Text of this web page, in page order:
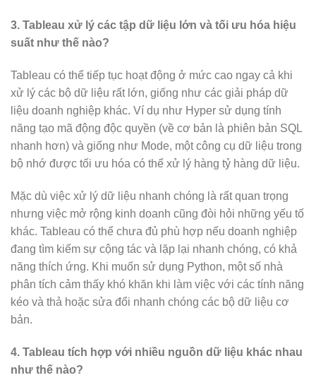
3. Tableau xử lý các tập dữ liệu lớn và tối ưu hóa hiệu
suất như thế nào?
Tableau có thể tiếp tục hoạt động ở mức cao ngay cả khi
xử lý các bộ dữ liệu rất lớn, giống như các giải pháp dữ
liệu doanh nghiệp khác. Ví dụ như Hyper sử dụng tính
năng tạo mã động độc quyền (về cơ bản là phiên bản SQL
nhanh hơn) và giống như Mode, một công cụ dữ liệu trong
bộ nhớ được tối ưu hóa có thể xử lý hàng tỷ hàng dữ liệu.
Mặc dù việc xử lý dữ liệu nhanh chóng là rất quan trọng
nhưng việc mở rộng kinh doanh cũng đòi hỏi những yếu tố
khác. Tableau có thể chưa đủ phù hợp nếu doanh nghiệp
đang tìm kiếm sự cộng tác và lặp lại nhanh chóng, có khả
năng thích ứng. Khi muốn sử dụng Python, một số nhà
phân tích cảm thấy khó khăn khi làm việc với các tính năng
kéo và thả hoặc sửa đổi nhanh chóng các bộ dữ liệu cơ
bản.
4. Tableau tích hợp với nhiều nguồn dữ liệu khác nhau
như thế nào?